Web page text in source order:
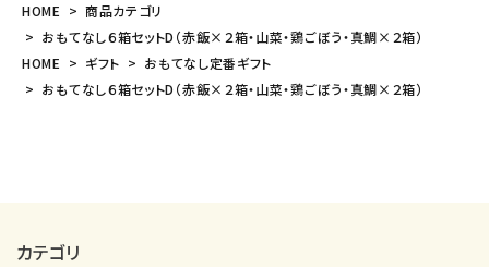
HOME
商品カテゴリ
おもてなし６箱セットD（赤飯×２箱・山菜・鶏ごぼう・真鯛×２箱）
HOME
ギフト
おもてなし定番ギフト
おもてなし６箱セットD（赤飯×２箱・山菜・鶏ごぼう・真鯛×２箱）
カテゴリ